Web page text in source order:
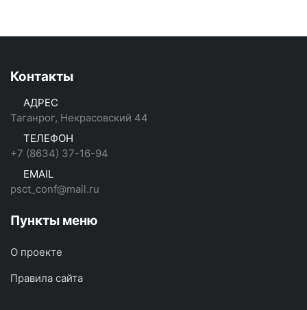
Контакты
АДРЕС
Таганрог, Некрасовский 44
ТЕЛЕФОН
+7 (8634) 37-16-94
EMAIL
psct_conf@mail.ru
Пункты меню
О проекте
Правила сайта